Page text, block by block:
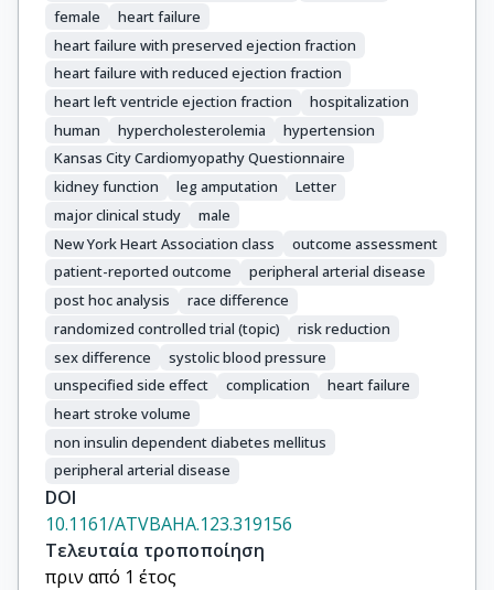
female
heart failure
heart failure with preserved ejection fraction
heart failure with reduced ejection fraction
heart left ventricle ejection fraction
hospitalization
human
hypercholesterolemia
hypertension
Kansas City Cardiomyopathy Questionnaire
kidney function
leg amputation
Letter
major clinical study
male
New York Heart Association class
outcome assessment
patient-reported outcome
peripheral arterial disease
post hoc analysis
race difference
randomized controlled trial (topic)
risk reduction
sex difference
systolic blood pressure
unspecified side effect
complication
heart failure
heart stroke volume
non insulin dependent diabetes mellitus
peripheral arterial disease
DOI
10.1161/ATVBAHA.123.319156
Τελευταία τροποποίηση
πριν από 1 έτος